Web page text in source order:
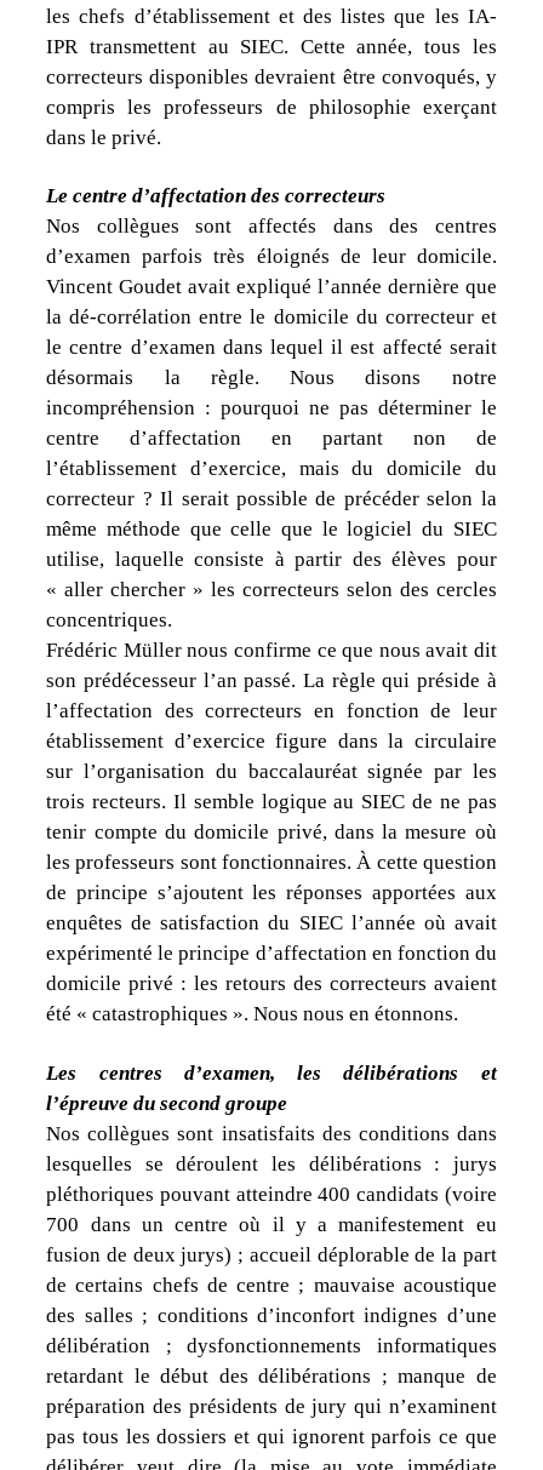
les chefs d’établissement et des listes que les IA-
IPR transmettent au SIEC. Cette année, tous les
correcteurs disponibles devraient être convoqués, y
compris les professeurs de philosophie exerçant
dans le privé.
Le centre d’affectation des correcteurs
Nos collègues sont affectés dans des centres
d’examen parfois très éloignés de leur domicile.
Vincent Goudet avait expliqué l’année dernière que
la dé-corrélation entre le domicile du correcteur et
le centre d’examen dans lequel il est affecté serait
désormais la règle. Nous disons notre
incompréhension : pourquoi ne pas déterminer le
centre d’affectation en partant non de
l’établissement d’exercice, mais du domicile du
correcteur ? Il serait possible de précéder selon la
même méthode que celle que le logiciel du SIEC
utilise, laquelle consiste à partir des élèves pour
« aller chercher » les correcteurs selon des cercles
concentriques.
Frédéric Müller nous confirme ce que nous avait dit
son prédécesseur l’an passé. La règle qui préside à
l’affectation des correcteurs en fonction de leur
établissement d’exercice figure dans la circulaire
sur l’organisation du baccalauréat signée par les
trois recteurs. Il semble logique au SIEC de ne pas
tenir compte du domicile privé, dans la mesure où
les professeurs sont fonctionnaires. À cette question
de principe s’ajoutent les réponses apportées aux
enquêtes de satisfaction du SIEC l’année où avait
expérimenté le principe d’affectation en fonction du
domicile privé : les retours des correcteurs avaient
été « catastrophiques ». Nous nous en étonnons.
Les centres d’examen, les délibérations et
l’épreuve du second groupe
Nos collègues sont insatisfaits des conditions dans
lesquelles se déroulent les délibérations : jurys
pléthoriques pouvant atteindre 400 candidats (voire
700 dans un centre où il y a manifestement eu
fusion de deux jurys) ; accueil déplorable de la part
de certains chefs de centre ; mauvaise acoustique
des salles ; conditions d’inconfort indignes d’une
délibération ; dysfonctionnements informatiques
retardant le début des délibérations ; manque de
préparation des présidents de jury qui n’examinent
pas tous les dossiers et qui ignorent parfois ce que